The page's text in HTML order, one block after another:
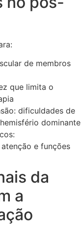
de membros
que limita o
dificuldades de
dominante
e funções
da
a